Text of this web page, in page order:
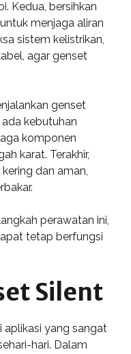
Kedua, bersihkan
menjaga aliran
sistem kelistrikan,
agar genset
genset
kebutuhan
komponen
karat. Terakhir,
dan aman,
perawatan ini,
tetap berfungsi
Silent
aplikasi yang sangat
hari. Dalam